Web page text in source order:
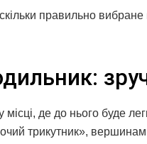
правильно
де до нього буде
трикутник»,